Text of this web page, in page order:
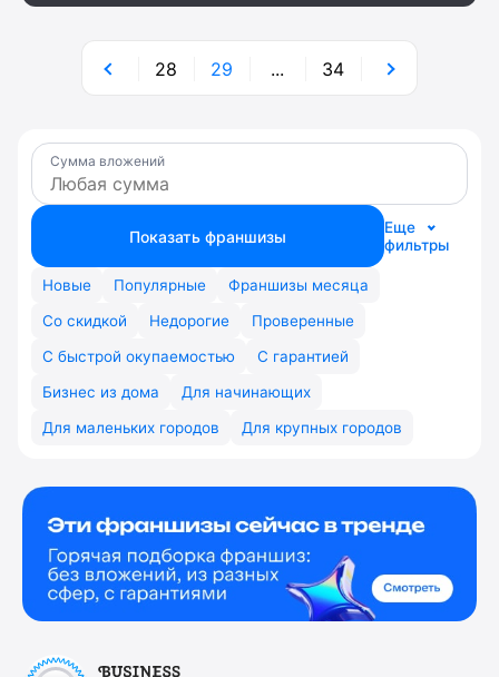
28 29 ... 34
Сумма вложений
Показать франшизы
Еще
фильтры
Новые Популярные
Франшизы месяца
Со скидкой
Недорогие
Проверенные
С быстрой окупаемостью
С гарантией
Бизнес из дома
Для начинающих
Для маленьких городов
Для крупных городов